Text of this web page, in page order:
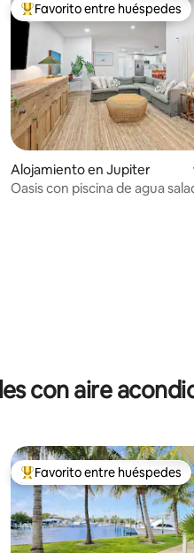
4.98 de 5, 128 reseñas
Favorito entre huéspedes
Favorito entre huéspedes
Alojamiento en Jupiter
Oasis con piscina de agua
con aire
Favorito entre huéspedes
Favorito entre huéspedes